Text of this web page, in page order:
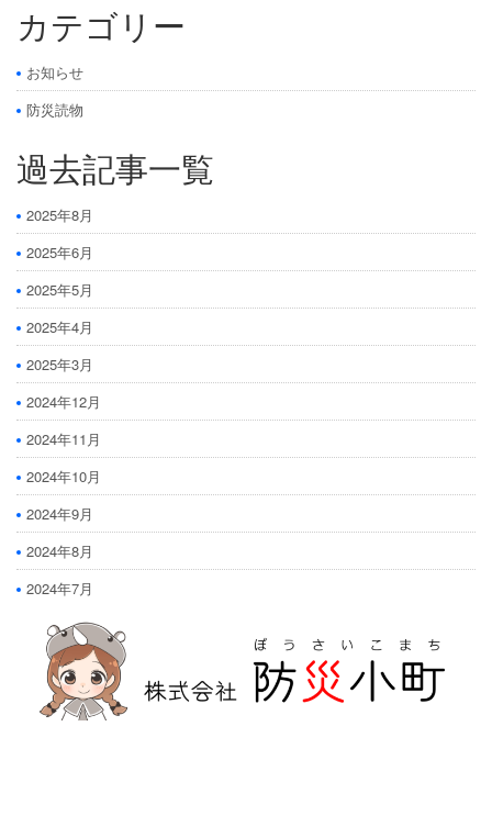
カテゴリー
お知らせ
防災読物
過去記事一覧
2025年8月
2025年6月
2025年5月
2025年4月
2025年3月
2024年12月
2024年11月
2024年10月
2024年9月
2024年8月
2024年7月